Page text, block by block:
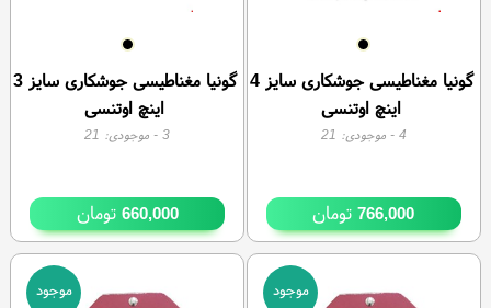
گونیا مغناطیسی جوشکاری سایز 4
اینچ اوتنسی
4 - موجودی: 21
766,000تومان
گونیا مغناطیسی جوشکاری سایز 3
اینچ اوتنسی
3- موجودی: 21
660,000 تومان
موجود موجود